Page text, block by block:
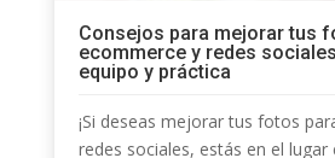
Consejos para mejorar tus
ecommerce y redes
equipo y práctica
¡Si deseas mejorar tus fotos
redes sociales, estás en el lugar